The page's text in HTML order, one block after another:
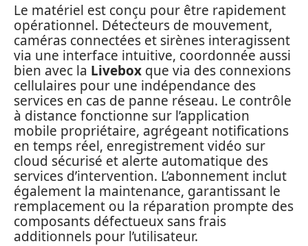
Le matériel est conçu pour être rapidement
opérationnel. Détecteurs de mouvement,
caméras connectées et sirènes interagissent
via une interface intuitive, coordonnée aussi
bien avec la Livebox que via des connexions
cellulaires pour une indépendance des
services en cas de panne réseau. Le contrôle
à distance fonctionne sur l’application
mobile propriétaire, agrégeant notifications
en temps réel, enregistrement vidéo sur
cloud sécurisé et alerte automatique des
services d’intervention. L’abonnement inclut
également la maintenance, garantissant le
remplacement ou la réparation prompte des
composants défectueux sans frais
additionnels pour l’utilisateur.